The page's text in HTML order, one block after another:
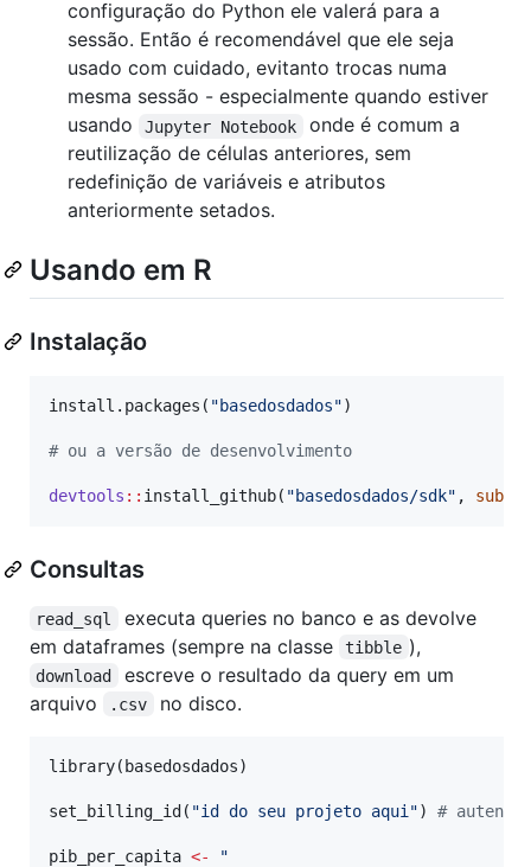
configuração do Python ele valerá para a
sessão. Então é recomendável que ele seja
usado com cuidado, evitanto trocas numa
mesma sessão - especialmente quando estiver
usando
Jupyter Notebook
onde é comum a
reutilização de células anteriores, sem
redefinição de variáveis e atributos
anteriormente setados.
Usando em R
Instalação
install.packages( "basedosdados")
# ou a versão de desenvolvimento
devtools :: install_github( "basedosdados/sdk" , subdir
Consultas
read_sql
executa queries no banco e as devolve
em dataframes (sempre na classe
tibble ),
download
escreve o resultado da query em um
arquivo
.csv no disco.
library(basedosdados)
set_billing_id( "id do seu projeto aqui ") #
pib_per_capita <-
"